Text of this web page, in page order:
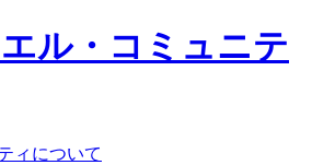
ィについて